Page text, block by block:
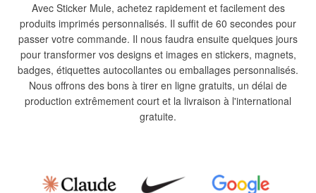
Avec Sticker Mule, achetez rapidement et facilement des
produits imprimés personnalisés. Il suffit de 60 secondes pour
passer votre commande. Il nous faudra ensuite quelques jours
pour transformer vos designs et images en stickers, magnets,
badges, étiquettes autocollantes ou emballages personnalisés.
Nous offrons des bons à tirer en ligne gratuits, un délai de
production extrêmement court et la livraison à l'international
gratuite.